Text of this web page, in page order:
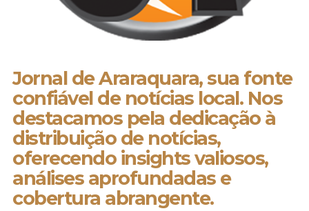
Jornal de Araraquara, sua fonte
confiável de notícias local. Nos
destacamos pela dedicação à
distribuição de notícias,
oferecendo insights valiosos,
análises aprofundadas e
cobertura abrangente.